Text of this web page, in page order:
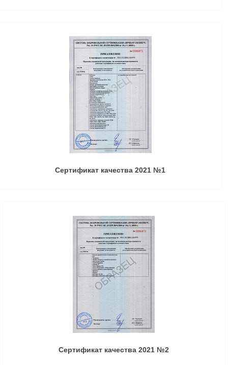
Сертификат качества 2021 №1
Сертификат качества 2021 №2